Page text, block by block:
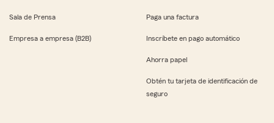
Sala de Prensa
Empresa a empresa (B2B)
Paga una factura
Inscríbete en pago automático
Ahorra papel
Obtén tu tarjeta de identificación de
seguro